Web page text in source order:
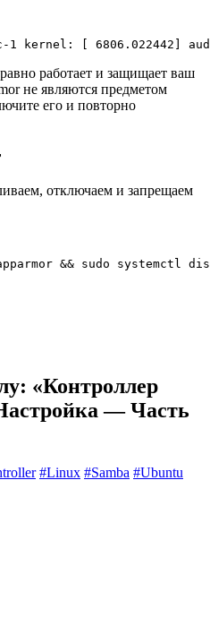
1 kernel: [ 6806.022442]
работает и защищает ваш
не являются предметом
его и повторно
отключаем и запрещаем
&& sudo systemctl
«Контроллер
— Часть
#Linux #Samba #Ubuntu